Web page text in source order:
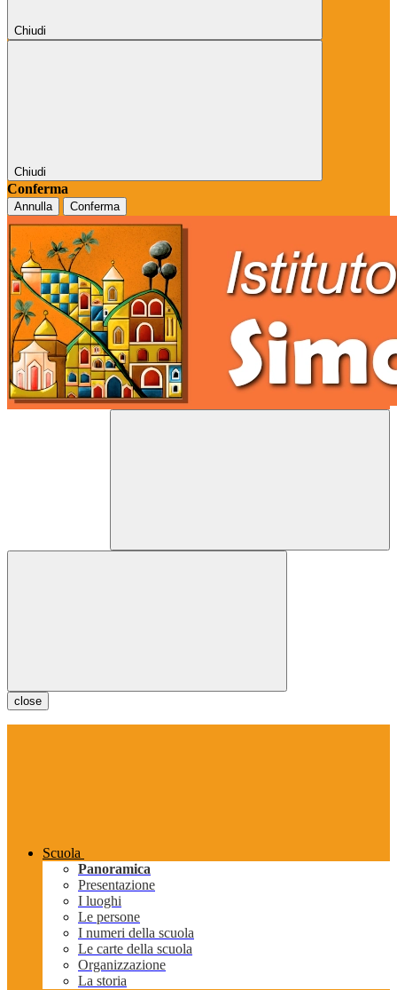
Chiudi
Chiudi
Conferma
Annulla Conferma
close
Scuola
Panoramica
Presentazione
I luoghi
Le persone
I numeri della scuola
Le carte della scuola
Organizzazione
La storia